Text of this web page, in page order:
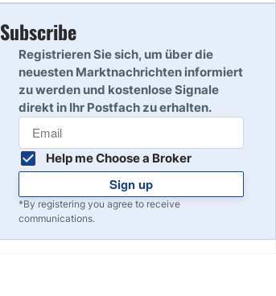
10
Subscribe
Registrieren Sie sich, um über die
neuesten Marktnachrichten informiert
zu werden und kostenlose Signale
direkt in Ihr Postfach zu erhalten.
Help me Choose a Broker
Sign up
*By registering you agree to receive
communications.